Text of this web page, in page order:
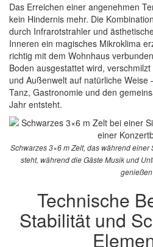
Das Erreichen einer angenehmen
kein Hindernis mehr. Die
durch Infrarotstrahler und
Inneren ein magisches Mikroklima
richtig mit dem Wohnhaus
Boden ausgestattet wird,
und Außenwelt auf natürliche Weise
Tanz, Gastronomie und den
Jahr entsteht.
Schwarzes 3×6 m Zelt, das während
steht, während die Gäste Musik und
genießen
Technische
Stabilität und